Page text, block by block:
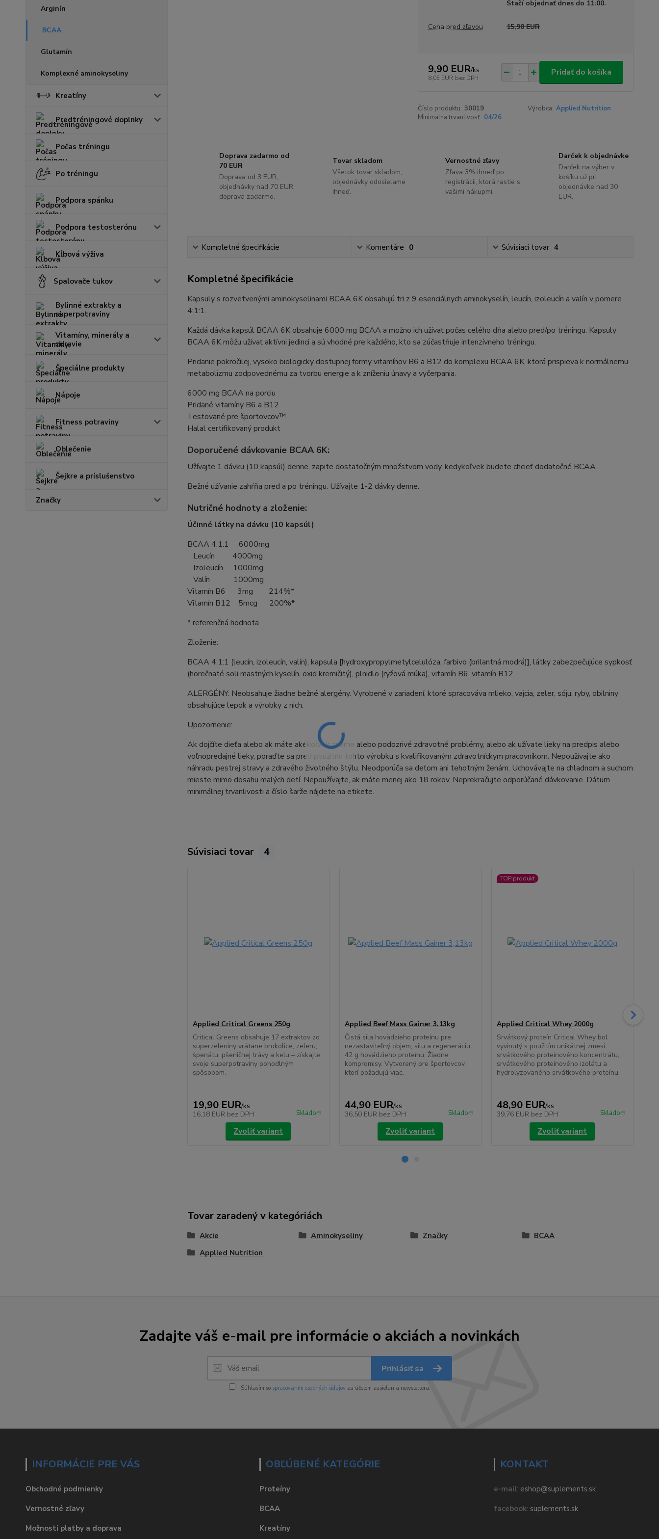
Arginín
BCAA
Glutamín
Komplexné aminokyseliny
Kreatíny
Predtréningové doplnky
Počas tréningu
Po tréningu
Podpora spánku
Podpora testosterónu
Kĺbová výživa
Spalovače tukov
Bylinné extrakty a
superpotraviny
Vitamíny, minerály a
zdravie
Špeciálne produkty
Nápoje
Fitness potraviny
Oblečenie
Šejkre a príslušenstvo
Značky
Stačí objednať dnes do 11:00.
Cena pred zľavou 15,90 EUR
9,90 EUR/ks
8,05 EUR bez DPH
Pridať do košíka
Číslo produktu: 30019 Výrobca: Applied Nutrition
Minimálna trvanlivosť: 04/26
Doprava zadarmo od
70 EUR
Doprava od 3 EUR,
objednávky nad 70 EUR
doprava zadarmo.
Tovar skladom
Všetok tovar skladom,
objednávky odosielame
ihneď.
Vernostné zľavy
Zľava 3% ihneď po
registrácii, ktorá rastie s
vašimi nákupmi.
Darček k objednávke
Darček na výber v
košíku už pri
objednávke nad 30
EUR.
Kompletné špecifikácie Komentáre 0 Súvisiaci tovar 4
Kompletné špecifikácie
Kapsuly s rozvetvenými aminokyselinami BCAA 6K obsahujú tri z 9 esenciálnych aminokyselín, leucín, izoleucín a valín v pomere
4:1:1.
Každá dávka kapsúl BCAA 6K obsahuje 6000 mg BCAA a možno ich užívať počas celého dňa alebo pred/po tréningu. Kapsuly
BCAA 6K môžu užívať aktívni jedinci a sú vhodné pre každého, kto sa zúčastňuje intenzívneho tréningu.
Pridanie pokročilej, vysoko biologicky dostupnej formy vitamínov B6 a B12 do komplexu BCAA 6K, ktorá prispieva k normálnemu
metabolizmu zodpovednému za tvorbu energie a k zníženiu únavy a vyčerpania.
6000 mg BCAA na porciu
Pridané vitamíny B6 a B12
Testované pre športovcov™
Halal certifikovaný produkt
Doporučené dávkovanie BCAA 6K:
Užívajte 1 dávku (10 kapsúl) denne, zapite dostatočným množstvom vody, kedykoľvek budete chcieť dodatočné BCAA.
Bežné užívanie zahŕňa pred a po tréningu. Užívajte 1-2 dávky denne.
Nutričné hodnoty a zloženie:
Účinné látky na dávku (10 kapsúl)
BCAA 4:1:1 6000mg
Leucín 4000mg
Izoleucín 1000mg
Valín 1000mg
Vitamín B6 3mg 214%*
Vitamín B12 5mcg 200%*
* referenčná hodnota
Zloženie:
BCAA 4:1:1 (leucín, izoleucín, valín), kapsula [hydroxypropylmetylcelulóza, farbivo (brilantná modrá)], látky zabezpečujúce sypkosť
(horečnaté soli mastných kyselín, oxid kremičitý), plnidlo (ryžová múka), vitamín B6, vitamín B12.
ALERGÉNY: Neobsahuje žiadne bežné alergény. Vyrobené v zariadení, ktoré spracováva mlieko, vajcia, zeler, sóju, ryby, obilniny
obsahujúce lepok a výrobky z nich.
Upozornenie:
Ak dojčíte dieťa alebo ak máte akékoľvek známe alebo podozrivé zdravotné problémy, alebo ak užívate lieky na predpis alebo
voľnopredajné lieky, poraďte sa pred použitím tohto výrobku s kvalifikovaným zdravotníckym pracovníkom. Nepoužívajte ako
náhradu pestrej stravy a zdravého životného štýlu. Neodporúča sa deťom ani tehotným ženám. Uchovávajte na chladnom a suchom
mieste mimo dosahu malých detí. Nepoužívajte, ak máte menej ako 18 rokov. Neprekračujte odporúčané dávkovanie. Dátum
minimálnej trvanlivosti a číslo šarže nájdete na etikete.
Súvisiaci tovar 4
Applied Critical Greens 250g
Critical Greens obsahuje 17 extraktov zo
superzeleniny vrátane brokolice, zeleru,
špenátu, pšeničnej trávy a kelu – získajte
svoje superpotraviny pohodlným
spôsobom.
19,90 EUR/ks
16,18 EUR bez DPH Skladom
Zvoliť variant
Applied Beef Mass Gainer 3,13kg
Čistá sila hovädzieho proteínu pre
nezastaviteľný objem, silu a regeneráciu.
42 g hovädzieho proteínu. Žiadne
kompromisy. Vytvorený pre športovcov,
ktorí požadujú viac.
44,90 EUR/ks
36,50 EUR bez DPH Skladom
Zvoliť variant
TOP produkt
Applied Critical Whey 2000g
Srvátkový proteín Critical Whey bol
vyvinutý s použitím unikátnej zmesi
srvátkového proteínového koncentrátu,
srvátkového proteínového izolátu a
hydrolyzovaného srvátkového proteínu.
48,90 EUR/ks
39,76 EUR bez DPH Skladom
Zvoliť variant
Tovar zaradený v kategóriách
Akcie Aminokyseliny Značky
BCAA
Applied Nutrition
Zadajte váš e-mail pre informácie o akciách a novinkách
Prihlásiť sa
Súhlasím so spracovaním osobných údajovza účelom zasielania newslettera.
INFORMÁCIE PRE VÁS
Obchodné podmienky
Vernostné zľavy
Možnosti platby a doprava
OBĽÚBENÉ KATEGÓRIE
Proteíny
BCAA
Kreatíny
KONTAKT
e-mail: eshop@suplements.sk
facebook: suplements.sk